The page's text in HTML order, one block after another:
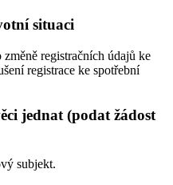
situaci
registračních údajů ke
registrace ke spotřební
jednat (podat žádost
subjekt.